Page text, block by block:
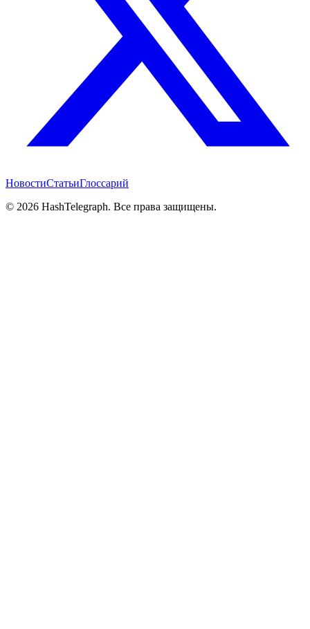
НовостиСтатьиГлоссарий
© 2026 HashTelegraph. Все права защищены.